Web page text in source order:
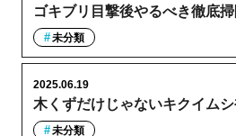
ゴキブリ目撃後やるべき徹底
未分類
木くずだけじゃないキクイム
2025.06.19
未分類